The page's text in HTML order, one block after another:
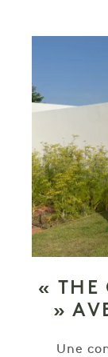
« THE
»
Une